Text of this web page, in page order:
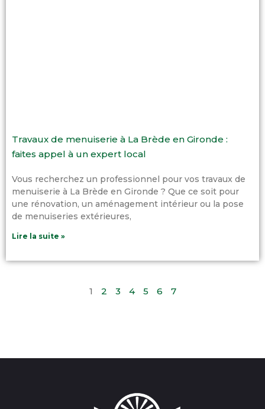
Travaux de menuiserie à La Brède en Gironde :
faites appel à un expert local
Vous recherchez un professionnel pour vos travaux de
menuiserie à La Brède en Gironde ? Que ce soit pour
une rénovation, un aménagement intérieur ou la pose
de menuiseries extérieures,
Lire la suite »
1 2 3 4 5 6 7